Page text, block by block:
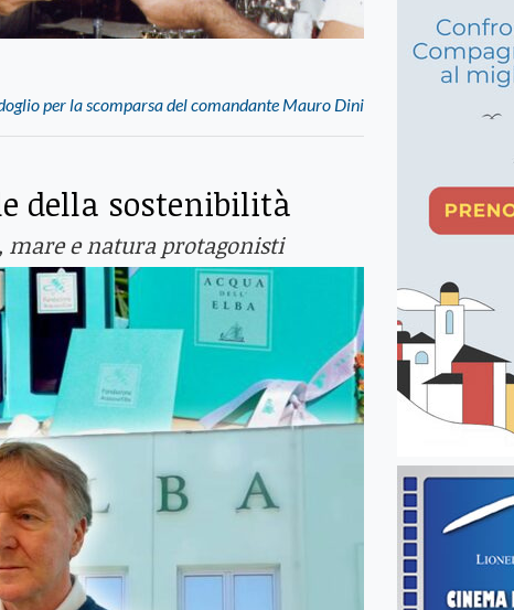
per la scomparsa del comandante Mauro Dini
della sostenibilità
mare e natura protagonisti